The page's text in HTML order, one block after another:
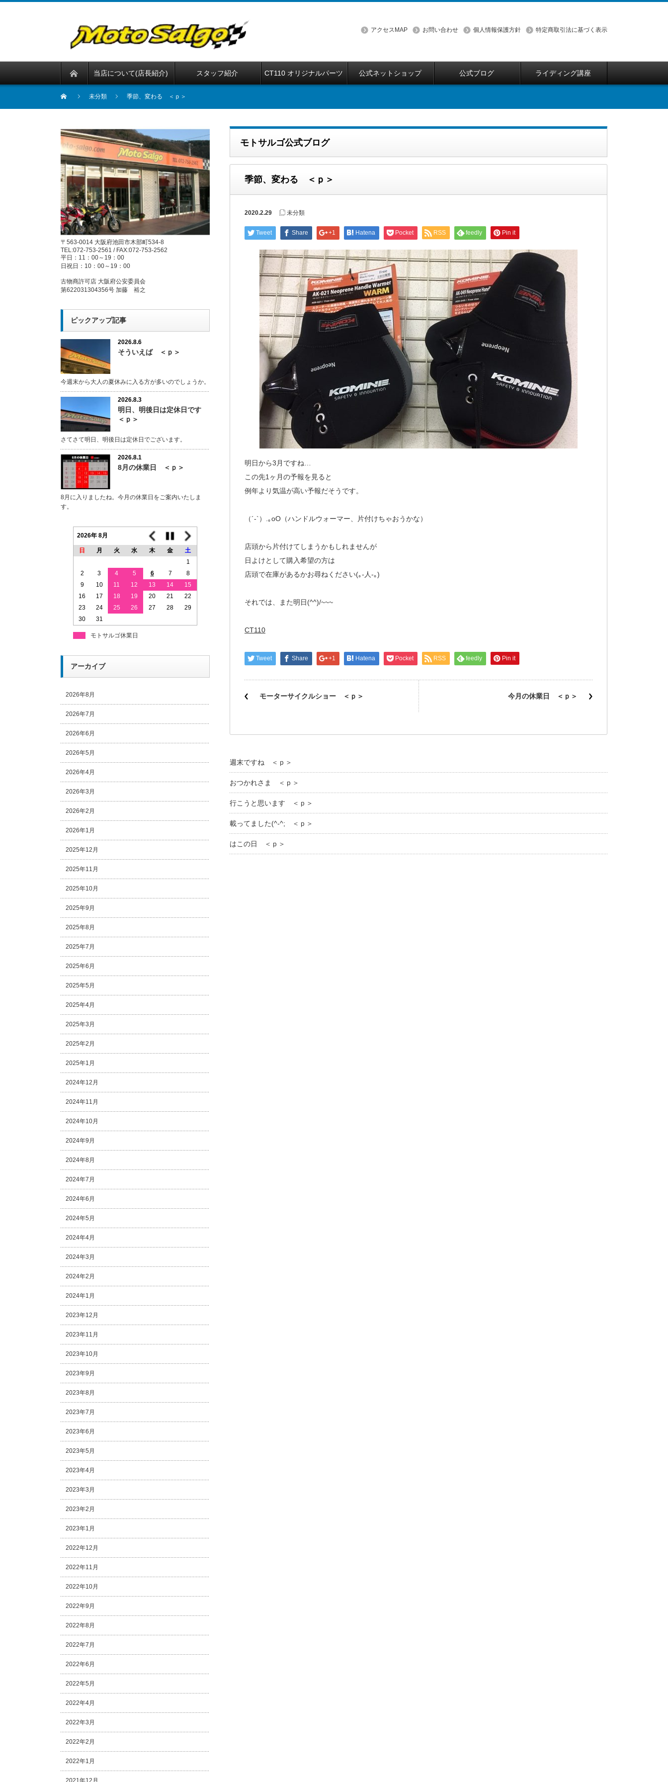
アクセスMAP お問い合わせ 個人情報保護方針 特定商取引法に基づく表示
当店について(店長紹介) スタッフ紹介 CT110 オリジナルパーツ 公式ネットショップ 公式ブログ ライディング講座
未分類 季節、変わる ＜ｐ＞
モトサルゴ公式ブログ
季節、変わる ＜ｐ＞
2020.2.29 未分類
Tweet Share +1 Hatena Pocket RSS feedly Pin it
明日から3月ですね…
この先1ヶ月の予報を見ると
例年より気温が高い予報だそうです。
（´-`）.｡oO（ハンドルウォーマー、片付けちゃおうかな）
店頭から片付けてしまうかもしれませんが
日よけとして購入希望の方は
店頭で在庫があるかお尋ねください(｡-人-｡)
それでは、また明日(^^)/~~~
CT110
Tweet Share +1 Hatena Pocket RSS feedly Pin it
モーターサイクルショー ＜ｐ＞ 今月の休業日 ＜ｐ＞
週末ですね ＜ｐ＞
おつかれさま ＜ｐ＞
行こうと思います ＜ｐ＞
載ってました(^-^; ＜ｐ＞
はこの日 ＜ｐ＞
〒563-0014 大阪府池田市木部町534-8
TEL:072-753-2561 / FAX:072-753-2562
平日：11：00～19：00
日祝日：10：00～19：00
古物商許可店 大阪府公安委員会
第622031304356号 加藤 裕之
ピックアップ記事
2026.8.6
そういえば ＜ｐ＞
今週末から大人の夏休みに入る方が多いのでしょうか。
2026.8.3
明日、明後日は定休日です
＜ｐ＞
さてさて明日、明後日は定休日でございます。
2026.8.1
8月の休業日 ＜ｐ＞
8月に入りましたね。今月の休業日をご案内いたしま
す。
2026年 8月
日 月 火 水 木 金
土
1
2
3 4 5 6 7
8
9
10 11 12 13 14
15
16
17 18 19 20 21
22
23
24 25 26 27 28
29
30
31
モトサルゴ休業日
アーカイブ
2026年8月
2026年7月
2026年6月
2026年5月
2026年4月
2026年3月
2026年2月
2026年1月
2025年12月
2025年11月
2025年10月
2025年9月
2025年8月
2025年7月
2025年6月
2025年5月
2025年4月
2025年3月
2025年2月
2025年1月
2024年12月
2024年11月
2024年10月
2024年9月
2024年8月
2024年7月
2024年6月
2024年5月
2024年4月
2024年3月
2024年2月
2024年1月
2023年12月
2023年11月
2023年10月
2023年9月
2023年8月
2023年7月
2023年6月
2023年5月
2023年4月
2023年3月
2023年2月
2023年1月
2022年12月
2022年11月
2022年10月
2022年9月
2022年8月
2022年7月
2022年6月
2022年5月
2022年4月
2022年3月
2022年2月
2022年1月
2021年12月